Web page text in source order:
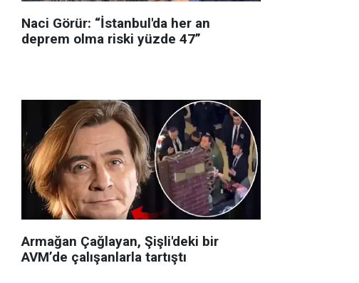
Naci Görür: “İstanbul'da her an
deprem olma riski yüzde 47”
Armağan Çağlayan, Şişli'deki bir
AVM’de çalışanlarla tartıştı